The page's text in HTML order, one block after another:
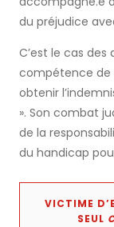
du préjudice
C’est le cas
compétence de
obtenir
». Son combat
de la
du handicap
VICTIME
SEUL